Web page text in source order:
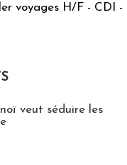
voyages H/F - CDI -
veut séduire les